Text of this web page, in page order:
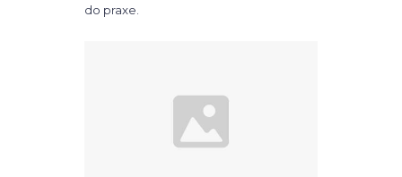
do praxe.